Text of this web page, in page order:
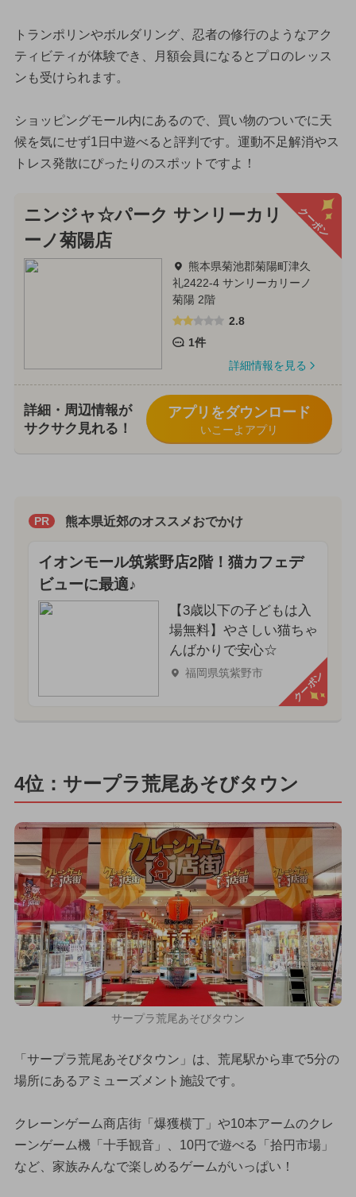
トランポリンやボルダリング、忍者の修行のようなアク
ティビティが体験でき、月額会員になるとプロのレッス
ンも受けられます。
ショッピングモール内にあるので、買い物のついでに天
候を気にせず1日中遊べると評判です。運動不足解消やス
トレス発散にぴったりのスポットですよ！
クーポン
ニンジャ☆パーク サンリーカリ
ーノ菊陽店
熊本県菊池郡菊陽町津久
礼2422-4 サンリーカリーノ
菊陽 2階
2.8
1件
詳細情報を見る
詳細・周辺情報が
サクサク見れる！
アプリをダウンロード
いこーよアプリ
PR 熊本県近郊のオススメおでかけ
イオンモール筑紫野店2階！猫カフェデ
ビューに最適♪
【3歳以下の子どもは入
場無料】やさしい猫ちゃ
んばかりで安心☆
福岡県筑紫野市 クーポン
4位：サープラ荒尾あそびタウン
サープラ荒尾あそびタウン
「サープラ荒尾あそびタウン」は、荒尾駅から車で5分の
場所にあるアミューズメント施設です。
クレーンゲーム商店街「爆獲横丁」や10本アームのクレ
ーンゲーム機「十手観音」、10円で遊べる「拾円市場」
など、家族みんなで楽しめるゲームがいっぱい！